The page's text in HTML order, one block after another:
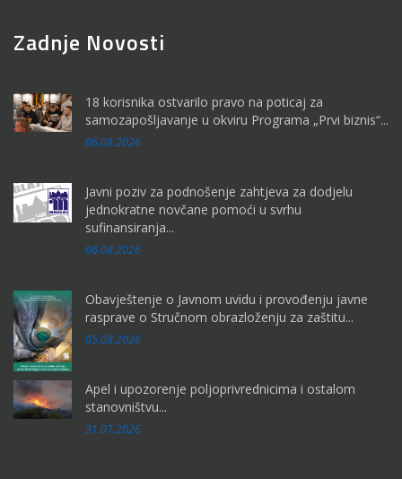
Zadnje Novosti
18 korisnika ostvarilo pravo na poticaj za
samozapošljavanje u okviru Programa „Prvi biznis“...
06.08.2026
Javni poziv za podnošenje zahtjeva za dodjelu
jednokratne novčane pomoći u svrhu
sufinansiranja...
06.08.2026
Obavještenje o Javnom uvidu i provođenju javne
rasprave o Stručnom obrazloženju za zaštitu...
05.08.2026
Apel i upozorenje poljoprivrednicima i ostalom
stanovništvu...
31.07.2026